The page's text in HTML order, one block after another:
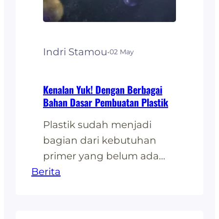
produk-produk plastik
yang digunakan dalam
Kelebihan plastik di
Indri Stamou·02 May
Kenalan Yuk! Dengan Berbagai
Bahan Dasar Pembuatan Plastik
Plastik sudah menjadi
bagian dari kebutuhan
primer yang belum ada
yang bisa menggantikan
Berita